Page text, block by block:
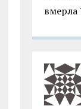
вмерла